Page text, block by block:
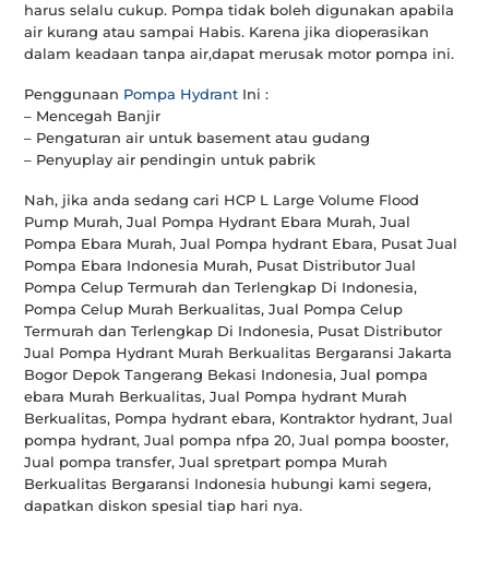
harus selalu cukup. Pompa tidak boleh digunakan apabila
air kurang atau sampai Habis. Karena jika dioperasikan
dalam keadaan tanpa air,dapat merusak motor pompa ini.
Penggunaan Pompa Hydrant Ini :
– Mencegah Banjir
– Pengaturan air untuk basement atau gudang
– Penyuplay air pendingin untuk pabrik
Nah, jika anda sedang cari HCP L Large Volume Flood
Pump Murah, Jual Pompa Hydrant Ebara Murah, Jual
Pompa Ebara Murah, Jual Pompa hydrant Ebara, Pusat Jual
Pompa Ebara Indonesia Murah, Pusat Distributor Jual
Pompa Celup Termurah dan Terlengkap Di Indonesia,
Pompa Celup Murah Berkualitas, Jual Pompa Celup
Termurah dan Terlengkap Di Indonesia, Pusat Distributor
Jual Pompa Hydrant Murah Berkualitas Bergaransi Jakarta
Bogor Depok Tangerang Bekasi Indonesia, Jual pompa
ebara Murah Berkualitas, Jual Pompa hydrant Murah
Berkualitas, Pompa hydrant ebara, Kontraktor hydrant, Jual
pompa hydrant, Jual pompa nfpa 20, Jual pompa booster,
Jual pompa transfer, Jual spretpart pompa Murah
Berkualitas Bergaransi Indonesia hubungi kami segera,
dapatkan diskon spesial tiap hari nya.